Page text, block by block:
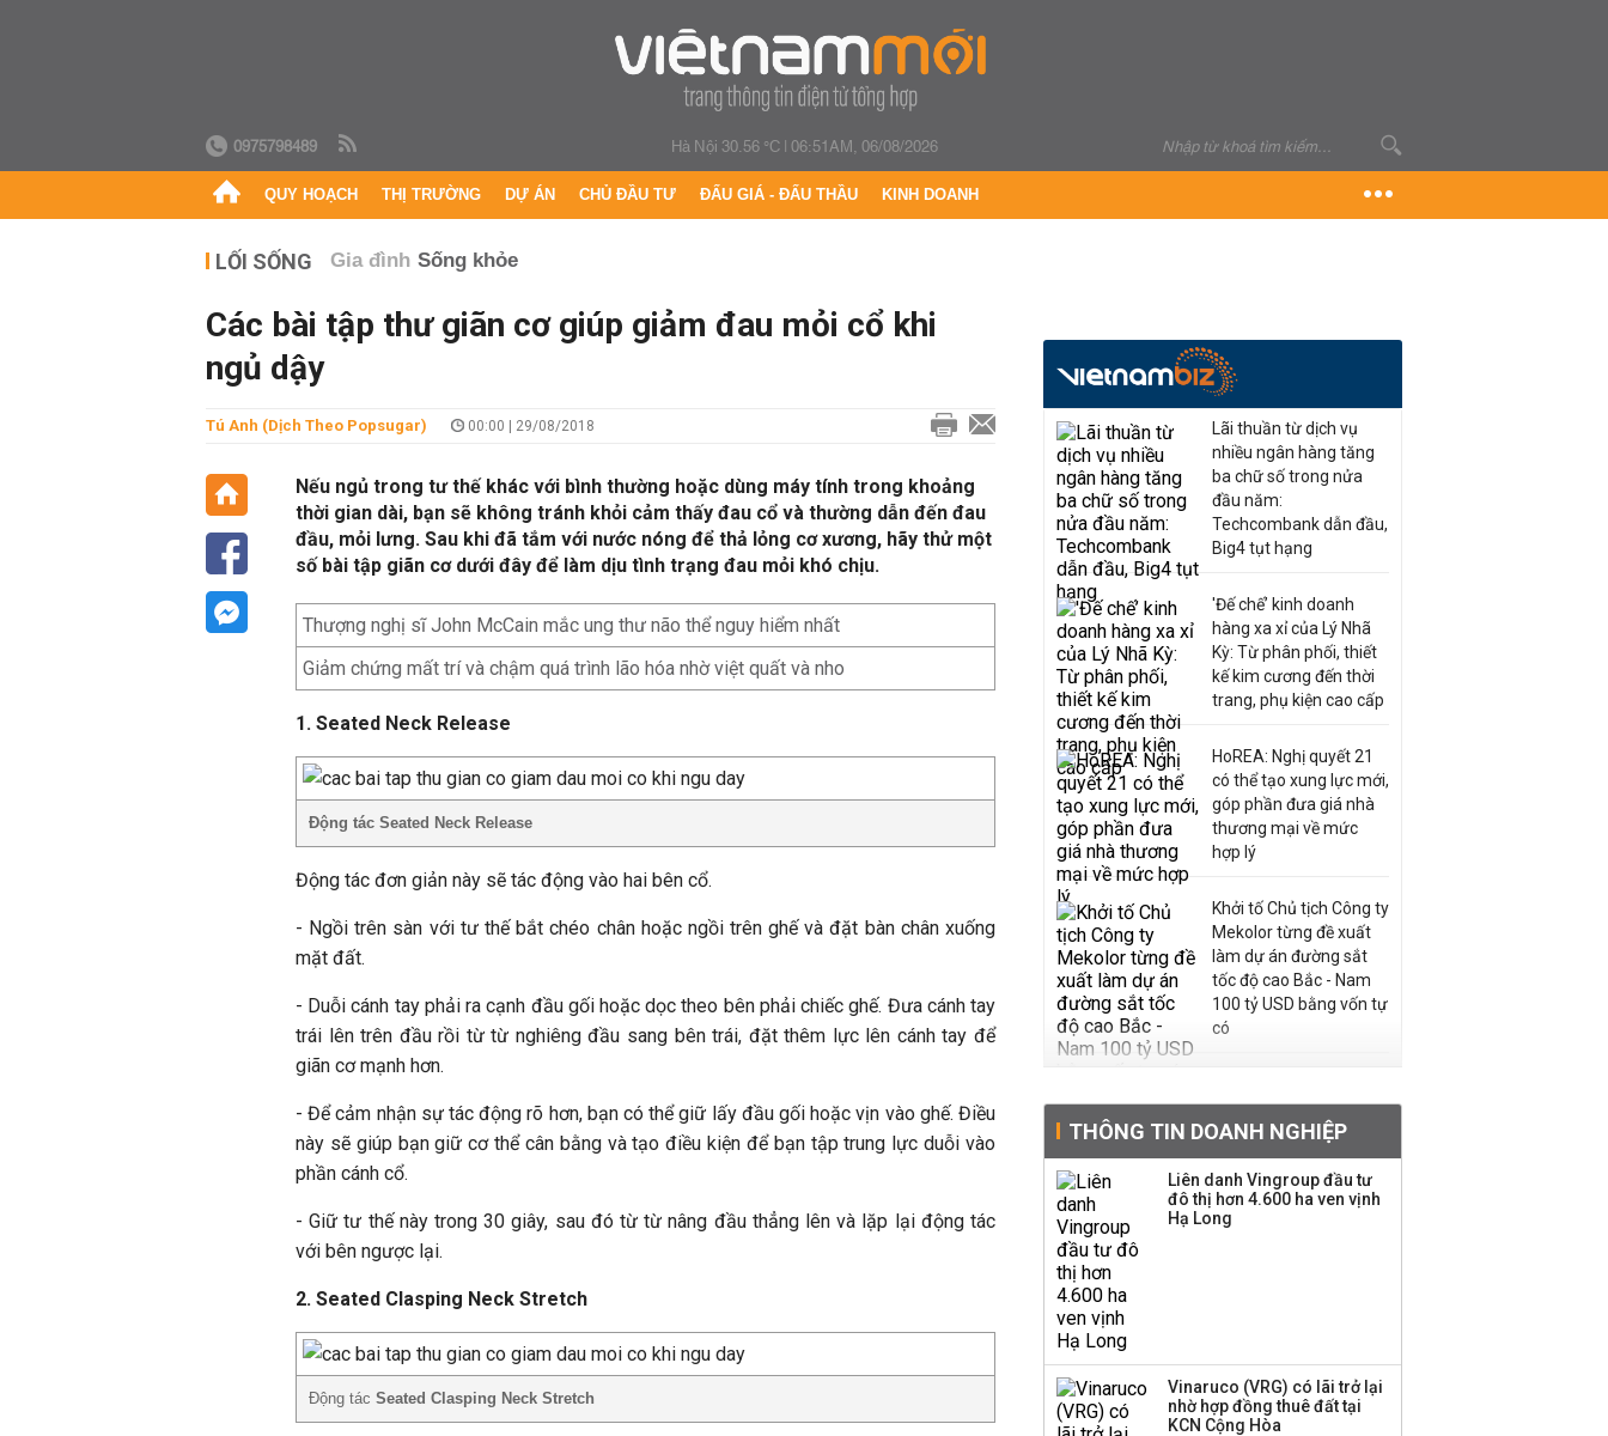
0975798489 Hà Nội 30.56 °C|06:51AM, 06/08/2026
QUY HOẠCH THỊ TRƯỜNG DỰ ÁN CHỦ ĐẦU TƯ ĐẤU GIÁ - ĐẤU THẦU KINH DOANH
LỐI SỐNG Gia đình Sống khỏe
Các bài tập thư giãn cơ giúp giảm đau mỏi cổ khi
ngủ dậy
Tú Anh (Dịch Theo Popsugar) 00:00 | 29/08/2018
Nếu ngủ trong tư thế khác với bình thường hoặc dùng máy tính trong khoảng
thời gian dài, bạn sẽ không tránh khỏi cảm thấy đau cổ và thường dẫn đến đau
đầu, mỏi lưng. Sau khi đã tắm với nước nóng để thả lỏng cơ xương, hãy thử một
số bài tập giãn cơ dưới đây để làm dịu tình trạng đau mỏi khó chịu.
Thượng nghị sĩ John McCain mắc ung thư não thể nguy hiểm nhất
Giảm chứng mất trí và chậm quá trình lão hóa nhờ việt quất và nho
1. Seated Neck Release
Động tác Seated Neck Release
Động tác đơn giản này sẽ tác động vào hai bên cổ.
- Ngồi trên sàn với tư thế bắt chéo chân hoặc ngồi trên ghế và đặt bàn chân xuống
mặt đất.
- Duỗi cánh tay phải ra cạnh đầu gối hoặc dọc theo bên phải chiếc ghế. Đưa cánh tay
trái lên trên đầu rồi từ từ nghiêng đầu sang bên trái, đặt thêm lực lên cánh tay để
giãn cơ mạnh hơn.
- Để cảm nhận sự tác động rõ hơn, bạn có thể giữ lấy đầu gối hoặc vịn vào ghế. Điều
này sẽ giúp bạn giữ cơ thể cân bằng và tạo điều kiện để bạn tập trung lực duỗi vào
phần cánh cổ.
- Giữ tư thế này trong 30 giây, sau đó từ từ nâng đầu thẳng lên và lặp lại động tác
với bên ngược lại.
2. Seated Clasping Neck Stretch
Động tác Seated Clasping Neck Stretch
Lãi thuần từ dịch vụ
nhiều ngân hàng tăng
ba chữ số trong nửa
đầu năm:
Techcombank dẫn đầu,
Big4 tụt hạng
'Đế chế’ kinh doanh
hàng xa xỉ của Lý Nhã
Kỳ: Từ phân phối, thiết
kế kim cương đến thời
trang, phụ kiện cao cấp
HoREA: Nghị quyết 21
có thể tạo xung lực mới,
góp phần đưa giá nhà
thương mại về mức
hợp lý
Khởi tố Chủ tịch Công ty
Mekolor từng đề xuất
làm dự án đường sắt
tốc độ cao Bắc - Nam
100 tỷ USD bằng vốn tự
có
thường, dự kiến điều
chỉnh kế hoạch kinh
doanh 2026
Kinh Bắc dự kiến cho
drone và trừng phạt
doanh nghiệp Mỹ
THÔNG TIN DOANH NGHIỆP
Liên danh Vingroup đầu tư
đô thị hơn 4.600 ha ven vịnh
Hạ Long
Vinaruco (VRG) có lãi trở lại
nhờ hợp đồng thuê đất tại
KCN Cộng Hòa